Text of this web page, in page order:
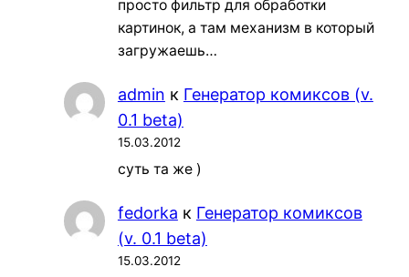
просто фильтр для обработки
картинок, а там механизм в который
загружаешь…
admin к Генератор комиксов (v.
0.1 beta)
15.03.2012
суть та же )
fedorka к Генератор комиксов
(v. 0.1 beta)
15.03.2012